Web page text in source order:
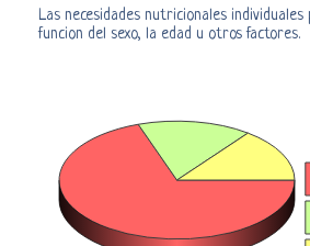
Las necesidades nutricionales individuales
funcion del sexo, la edad u otros factores.